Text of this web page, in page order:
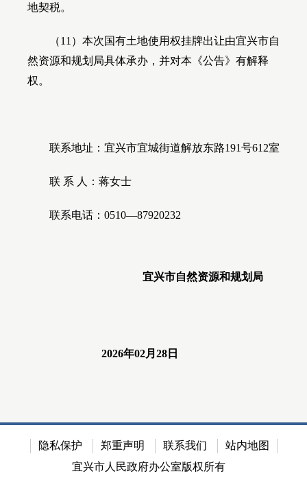
地契税。
（11 ）本次国有土地使用权挂牌出让由宜兴市自
然资源和规划局具体承办，并对本《公告》有解释
权。
联系地址：宜兴市宜城街道解放东路191号612室
联 系 人：蒋女士
联系电话： 0510—87920232
宜兴市自然资源和规划局
2026年02月 28 日
隐私保护 郑重声明 联系我们
站内地图
宜兴市人民政府办公室版权所有